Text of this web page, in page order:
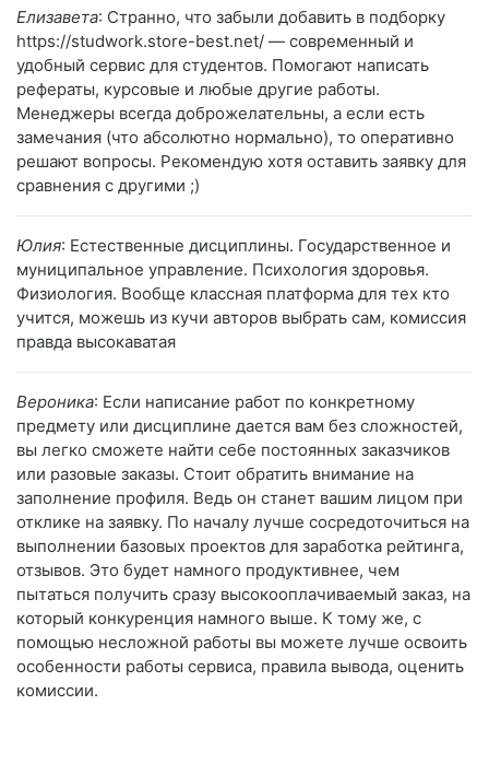
Елизавета: Странно, что забыли добавить в подборку
https://studwork.store-best.net/ — современный и
удобный сервис для студентов. Помогают написать
рефераты, курсовые и любые другие работы.
Менеджеры всегда доброжелательны, а если есть
замечания (что абсолютно нормально), то оперативно
решают вопросы. Рекомендую хотя оставить заявку для
сравнения с другими ;)
Юлия: Естественные дисциплины. Государственное и
муниципальное управление. Психология здоровья.
Физиология. Вообще классная платформа для тех кто
учится, можешь из кучи авторов выбрать сам, комиссия
правда высокаватая
Вероника: Если написание работ по конкретному
предмету или дисциплине дается вам без сложностей,
вы легко сможете найти себе постоянных заказчиков
или разовые заказы. Стоит обратить внимание на
заполнение профиля. Ведь он станет вашим лицом при
отклике на заявку. По началу лучше сосредоточиться на
выполнении базовых проектов для заработка рейтинга,
отзывов. Это будет намного продуктивнее, чем
пытаться получить сразу высокооплачиваемый заказ, на
который конкуренция намного выше. К тому же, с
помощью несложной работы вы можете лучше освоить
особенности работы сервиса, правила вывода, оценить
комиссии.